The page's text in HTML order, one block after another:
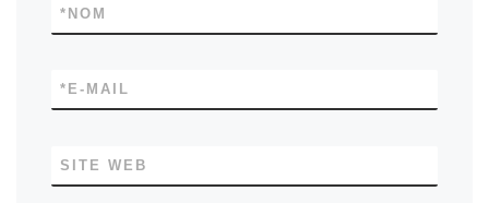
NOM
*
E-MAIL
*
SITE WEB